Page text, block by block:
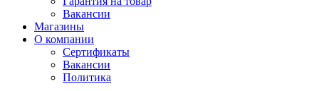
Вакансии
Магазины
О компании
Сертификаты
Вакансии
Политика